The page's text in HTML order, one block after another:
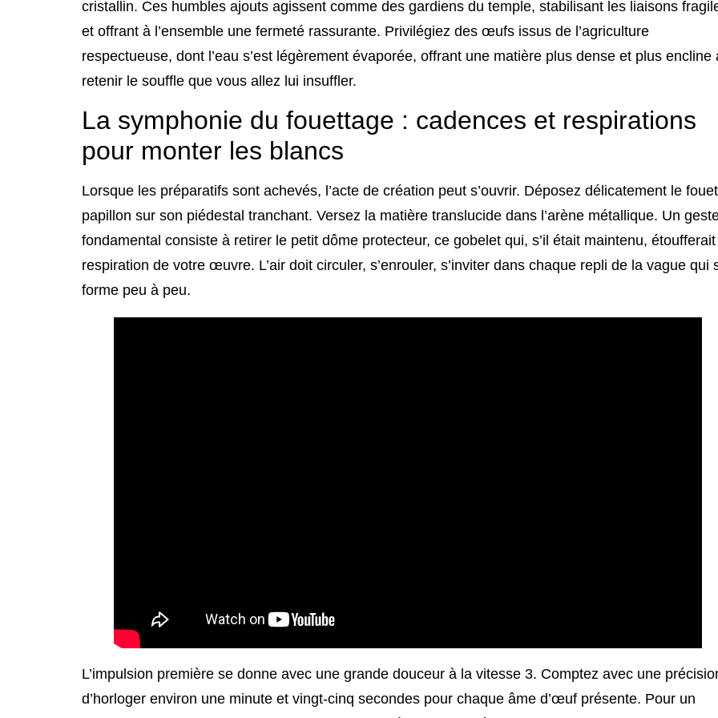
cristallin. Ces humbles ajouts agissent comme des gardiens du temple, stabilisant les liaisons
et offrant à l’ensemble une fermeté rassurante. Privilégiez des œufs issus de l’agriculture
respectueuse, dont l’eau s’est légèrement évaporée, offrant une matière plus dense et plus encline
retenir le souffle que vous allez lui insuffler.
La symphonie du fouettage : cadences et respirations
pour monter les blancs
Lorsque les préparatifs sont achevés, l’acte de création peut s’ouvrir. Déposez délicatement le fouet
papillon sur son piédestal tranchant. Versez la matière translucide dans l’arène métallique. Un
fondamental consiste à retirer le petit dôme protecteur, ce gobelet qui, s’il était maintenu,
respiration de votre œuvre. L’air doit circuler, s’enrouler, s’inviter dans chaque repli de la vague qui
forme peu à peu.
L’impulsion première se donne avec une grande douceur à la vitesse 3. Comptez avec une
d’horloger environ une minute et vingt-cinq secondes pour chaque âme d’œuf présente. Pour un